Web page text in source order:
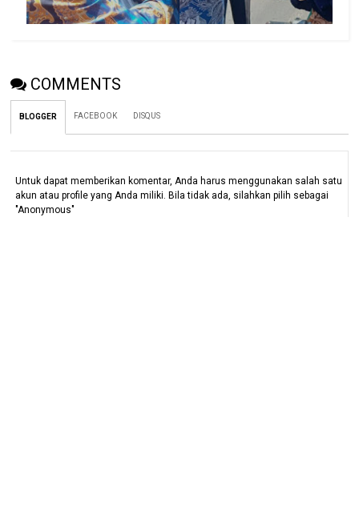
COMMENTS
BLOGGER FACEBOOK DISQUS
Untuk dapat memberikan komentar, Anda harus menggunakan salah satu
akun atau profile yang Anda miliki. Bila tidak ada, silahkan pilih sebagai
"Anonymous"